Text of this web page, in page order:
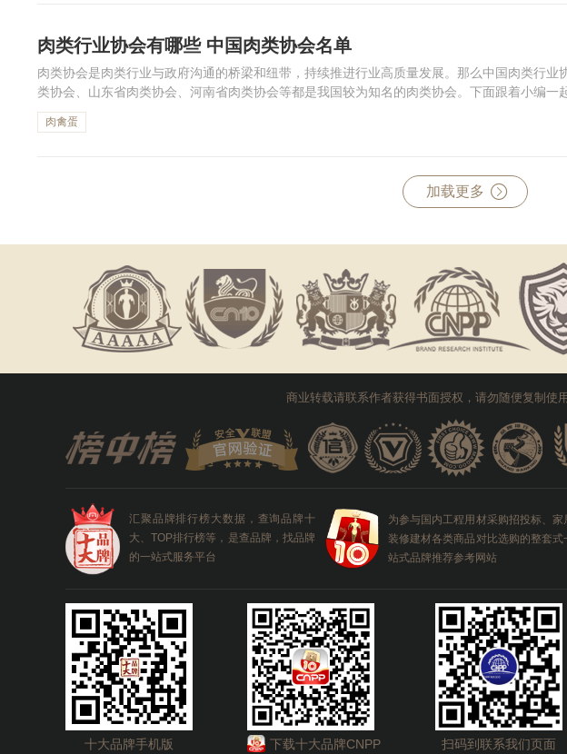
肉类行业协会有哪些 中国肉类协会名单
肉类协会是肉类行业与政府沟通的桥梁和纽带，持续推进行业高质量发展。那么中国肉类行业
类协会、山东省肉类协会、河南省肉类协会等都是我国较为知名的肉类协会。下面跟着小编一
名单吧。
肉禽蛋
加载更多
商业转载请联系作者获得书面授权，请勿随便复制使
汇聚品牌排行榜大数据，查询品牌十
大、TOP排行榜等，是查品牌，找品牌
的一站式服务平台
为参与国内工程用材采购招投标、家
装修建材各类商品对比选购的整套式
站式品牌推荐参考网站
十大品牌手机版 下载十大品牌CNPP 扫码到联系我们页面